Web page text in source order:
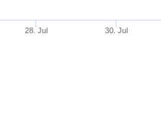
28. Jul 30. Jul